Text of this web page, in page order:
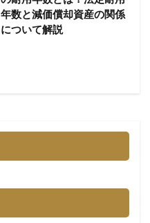
年数と減価償却資産の関係
について解説